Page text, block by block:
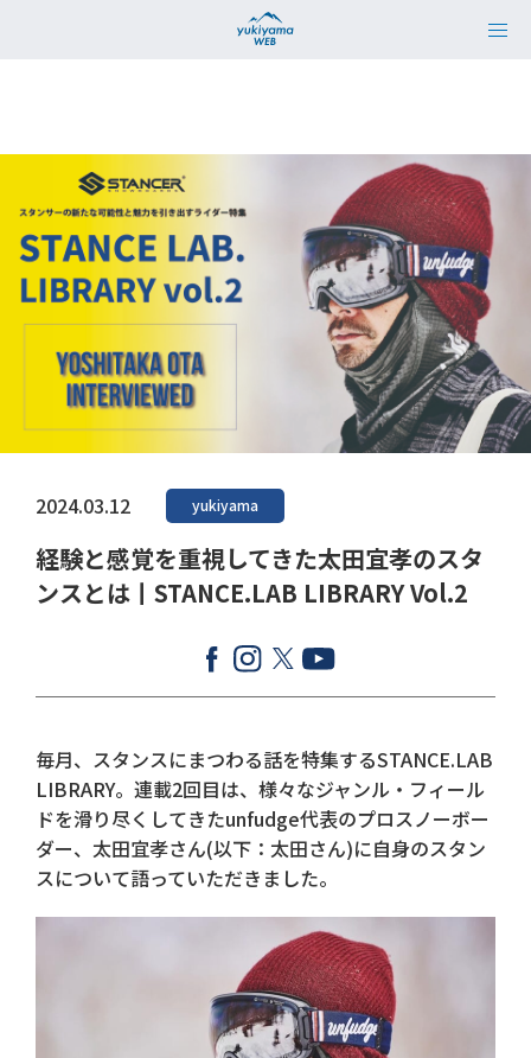
経験と感覚を重視してきた太田宜孝のスタ
ンスとは丨STANCE.LAB LIBRARY Vol.2
yukiyama
2024.03.12
毎月、スタンスにまつわる話を特集するSTANCE.LAB
LIBRARY。連載2回目は、様々なジャンル・フィール
ドを滑り尽くしてきたunfudge代表のプロスノーボー
ダー、太田宜孝さん(以下：太田さん)に自身のスタン
スについて語っていただきました。